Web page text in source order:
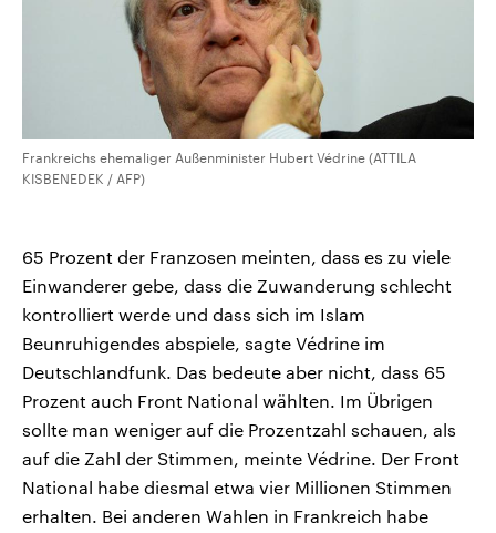
Frankreichs ehemaliger Außenminister Hubert Védrine (ATTILA
KISBENEDEK / AFP)
65 Prozent der Franzosen meinten, dass es zu viele
Einwanderer gebe, dass die Zuwanderung schlecht
kontrolliert werde und dass sich im Islam
Beunruhigendes abspiele, sagte Védrine im
Deutschlandfunk. Das bedeute aber nicht, dass 65
Prozent auch Front National wählten. Im Übrigen
sollte man weniger auf die Prozentzahl schauen, als
auf die Zahl der Stimmen, meinte Védrine. Der Front
National habe diesmal etwa vier Millionen Stimmen
erhalten. Bei anderen Wahlen in Frankreich habe